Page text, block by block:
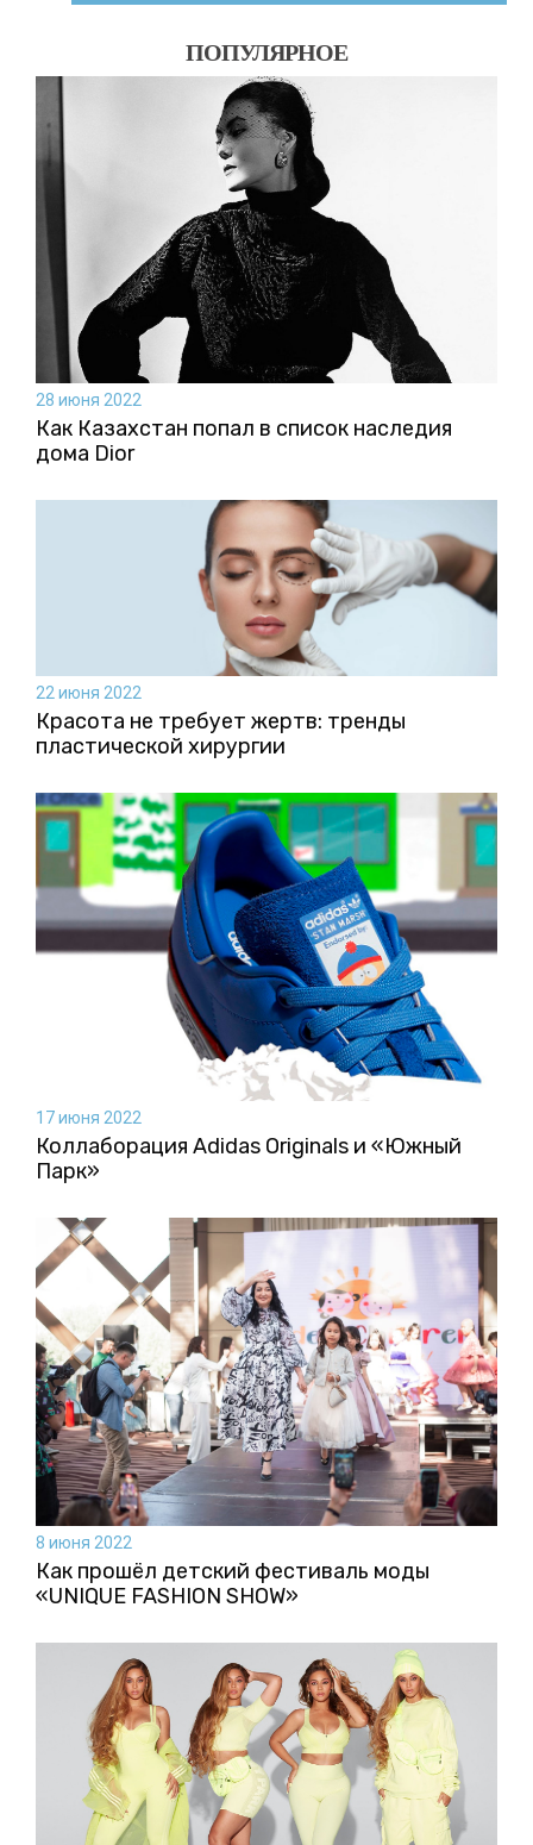
ПОПУЛЯРНОЕ
28 июня 2022
Как Казахстан попал в список наследия
дома Dior
22 июня 2022
Красота не требует жертв: тренды
пластической хирургии
17 июня 2022
Коллаборация Аdidas Originals и «Южный
Парк»
8 июня 2022
Как прошёл детский фестиваль моды
«UNIQUE FASHION SHOW»